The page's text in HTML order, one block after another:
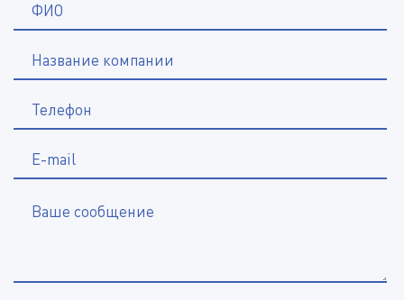
ФИО
Название компании
Телефон
E-mail
Ваше сообщение